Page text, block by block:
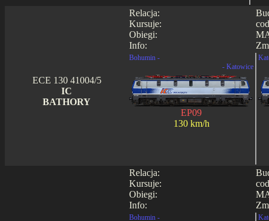
Relacja:
Kursuje:
Obiegi:
Info:
ECE 130 41004/5
IC
BATHORY
Bohumin -
- Katowice
EP09
130 km/h
Relacja:
Kursuje:
Obiegi:
Info:
Bohumin -